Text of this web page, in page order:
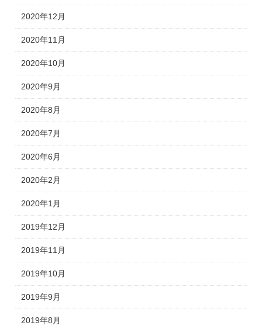
2020年12月
2020年11月
2020年10月
2020年9月
2020年8月
2020年7月
2020年6月
2020年2月
2020年1月
2019年12月
2019年11月
2019年10月
2019年9月
2019年8月